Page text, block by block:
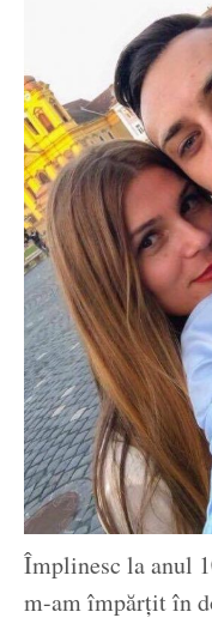
Împlinesc la anul
m-am împărțit în